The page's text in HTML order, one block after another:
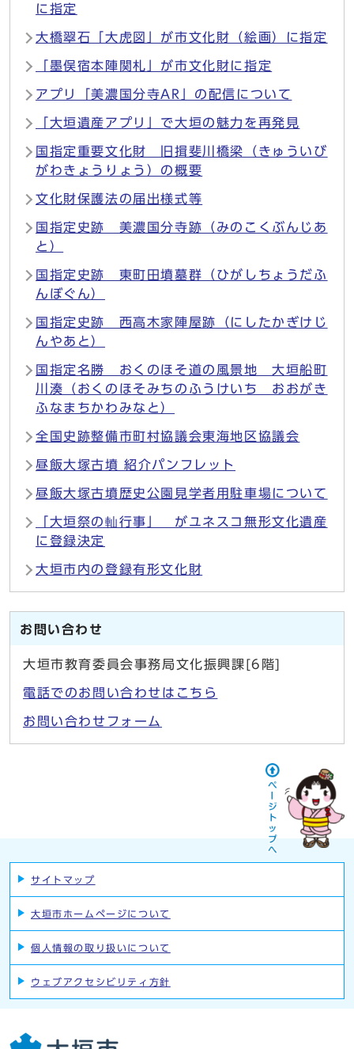
に指定
大橋翠石「大虎図」が市文化財（絵画）に指定
「墨俣宿本陣関札」が市文化財に指定
アプリ「美濃国分寺AR」の配信について
「大垣遺産アプリ」で大垣の魅力を再発見
国指定重要文化財 旧揖斐川橋梁（きゅういび
がわきょうりょう）の概要
文化財保護法の届出様式等
国指定史跡 美濃国分寺跡（みのこくぶんじあ
と）
国指定史跡 東町田墳墓群（ひがしちょうだふ
んぼぐん）
国指定史跡 西高木家陣屋跡（にしたかぎけじ
んやあと）
国指定名勝 おくのほそ道の風景地 大垣船町
川湊（おくのほそみちのふうけいち おおがき
ふなまちかわみなと）
全国史跡整備市町村協議会東海地区協議会
昼飯大塚古墳 紹介パンフレット
昼飯大塚古墳歴史公園見学者用駐車場について
「大垣祭の軕行事」 がユネスコ無形文化遺産
に登録決定
大垣市内の登録有形文化財
お問い合わせ
大垣市教育委員会事務局文化振興課[6階]
電話でのお問い合わせはこちら
お問い合わせフォーム
サイトマップ
大垣市ホームページについて
個人情報の取り扱いについて
ウェブアクセシビリティ方針